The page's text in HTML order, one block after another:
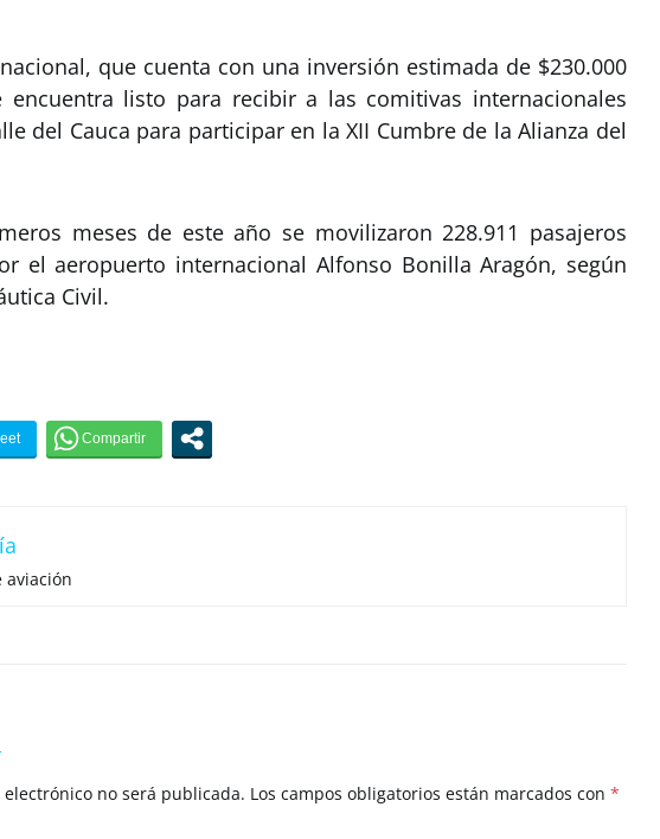
que cuenta con una inversión estimada de $230.000
encuentra listo para recibir a las comitivas internacionales
del Cauca para participar en la XII Cumbre de la Alianza del
meses de este año se movilizaron 228.911 pasajeros
el aeropuerto internacional Alfonso Bonilla Aragón, según
Civil.
aviación
no será publicada. Los campos obligatorios están marcados con *